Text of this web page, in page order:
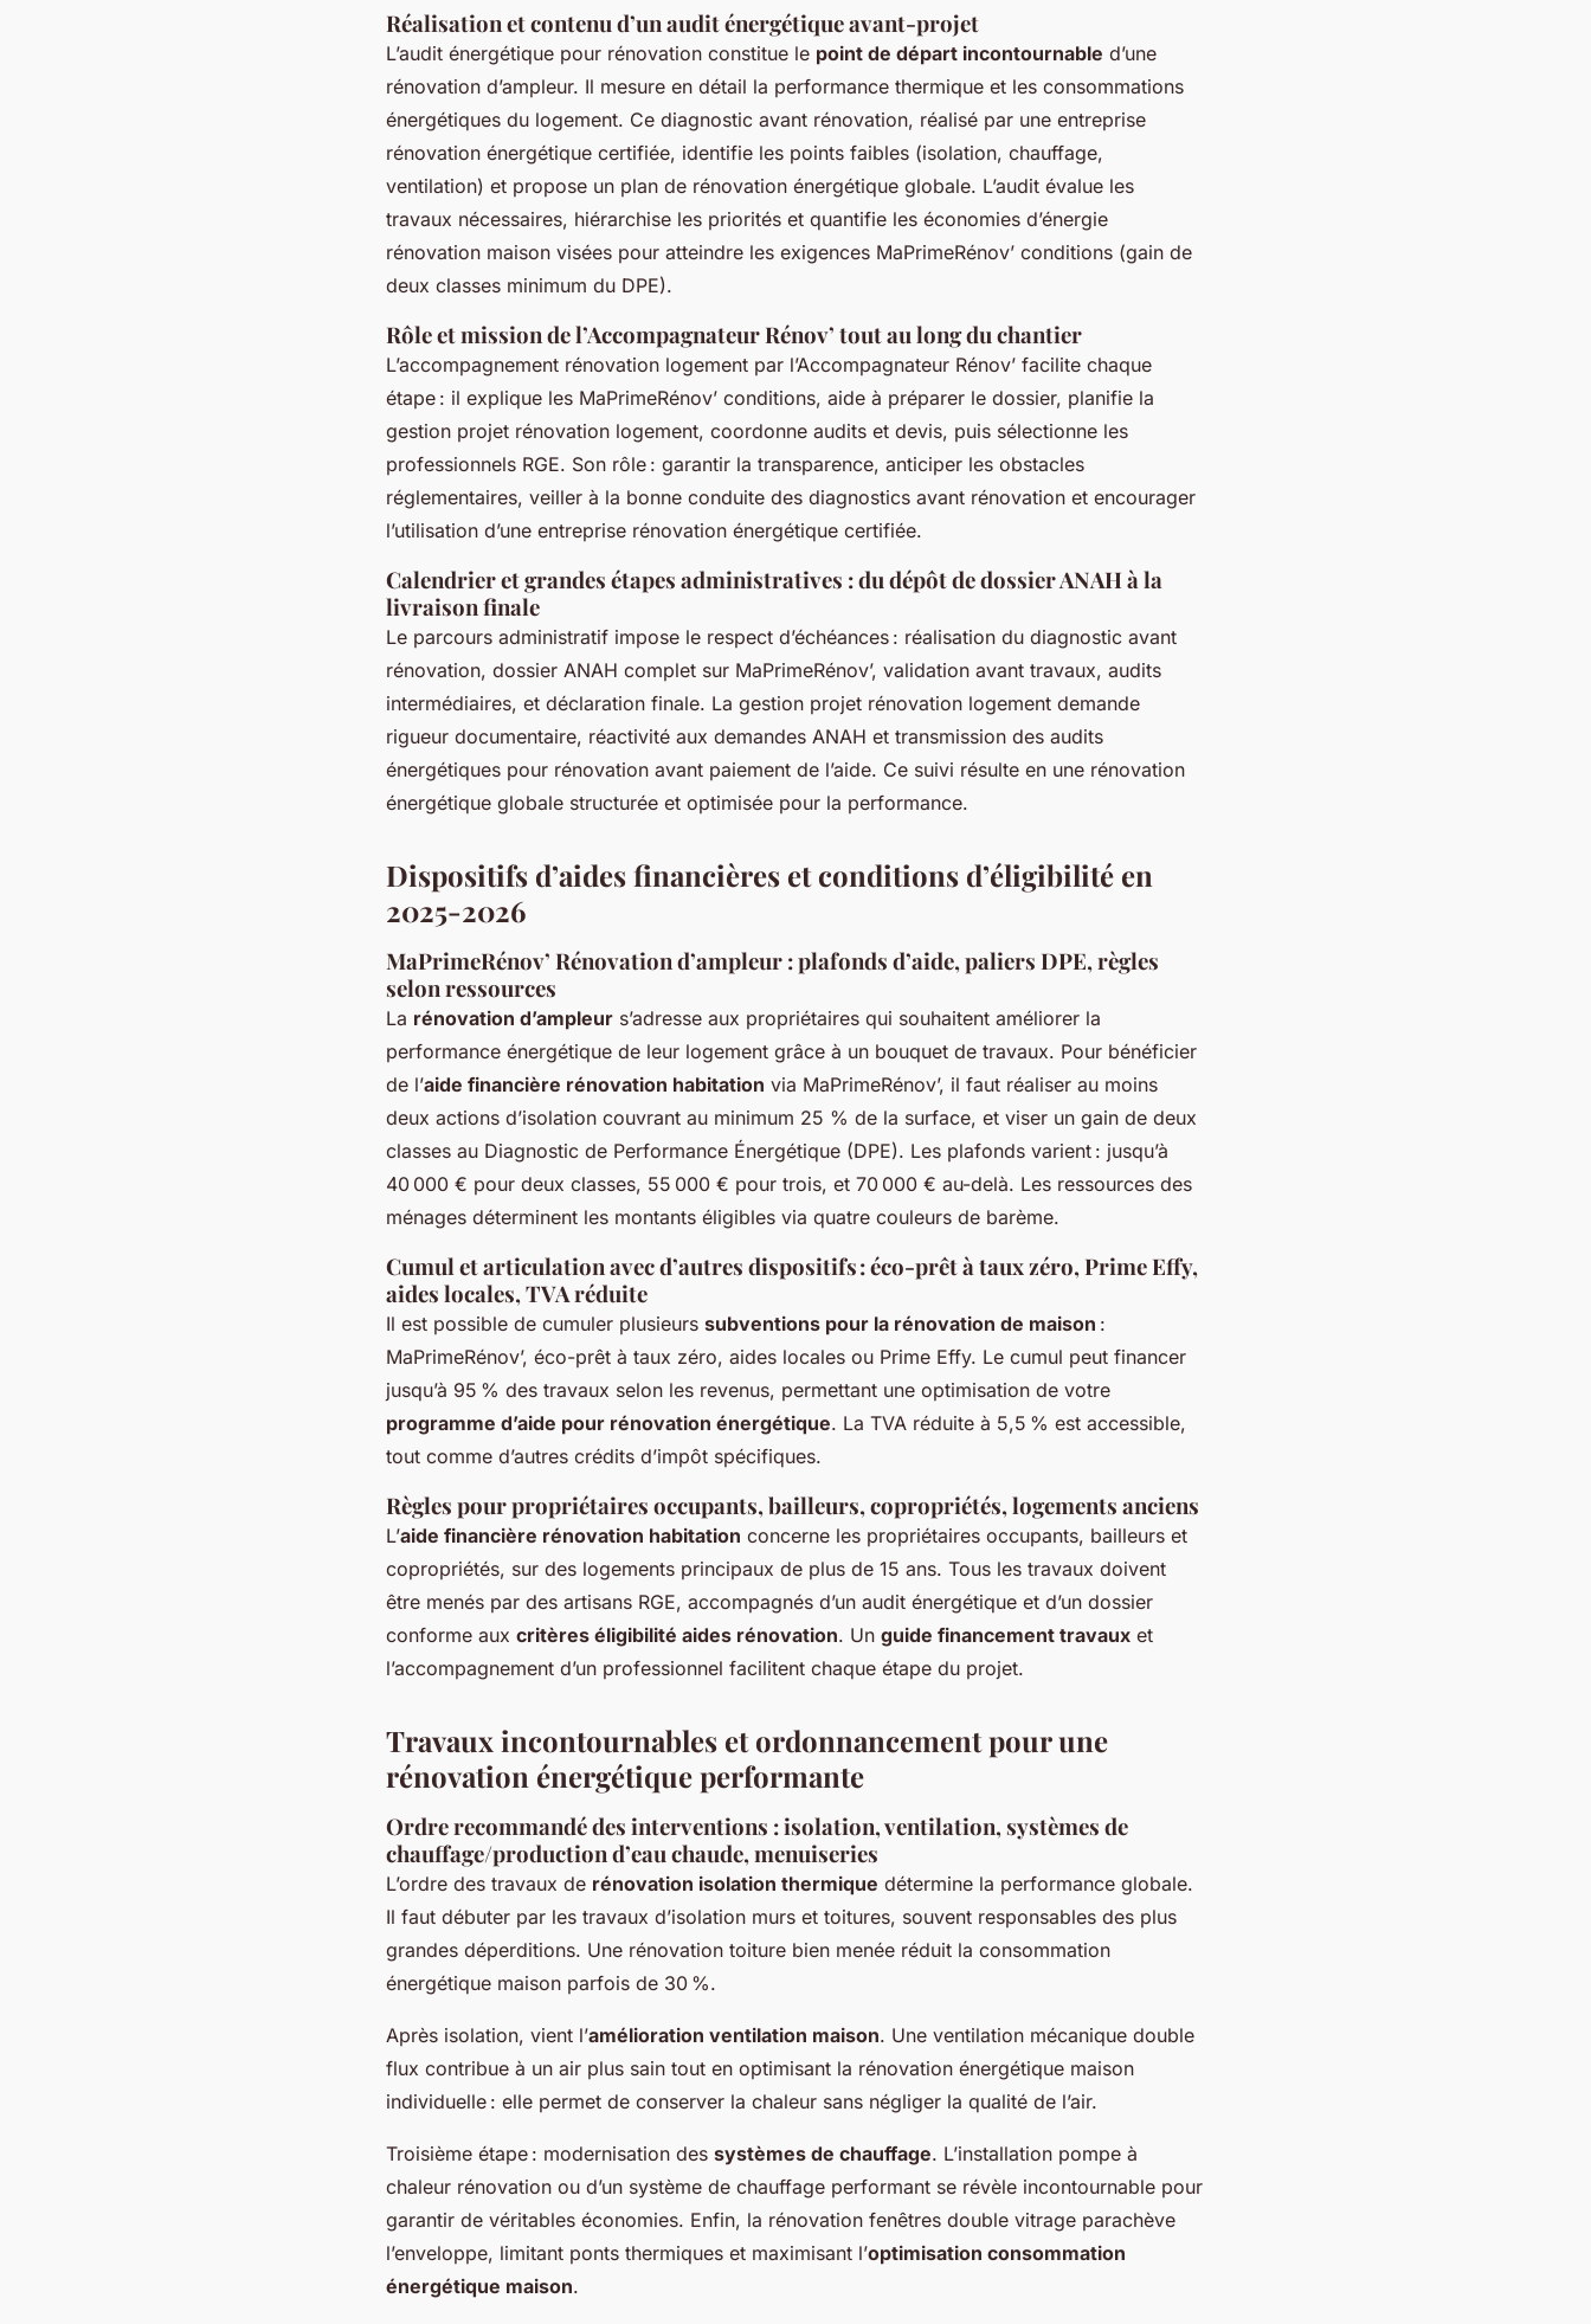
Réalisation et contenu d’un audit énergétique avant-projet
L’audit énergétique pour rénovation constitue le point de départ incontournable d’une
rénovation d’ampleur. Il mesure en détail la performance thermique et les consommations
énergétiques du logement. Ce diagnostic avant rénovation, réalisé par une entreprise
rénovation énergétique certifiée, identifie les points faibles (isolation, chauffage,
ventilation) et propose un plan de rénovation énergétique globale. L’audit évalue les
travaux nécessaires, hiérarchise les priorités et quantifie les économies d’énergie
rénovation maison visées pour atteindre les exigences MaPrimeRénov’ conditions (gain de
deux classes minimum du DPE).
Rôle et mission de l’Accompagnateur Rénov’ tout au long du chantier
L’accompagnement rénovation logement par l’Accompagnateur Rénov’ facilite chaque
étape : il explique les MaPrimeRénov’ conditions, aide à préparer le dossier, planifie la
gestion projet rénovation logement, coordonne audits et devis, puis sélectionne les
professionnels RGE. Son rôle : garantir la transparence, anticiper les obstacles
réglementaires, veiller à la bonne conduite des diagnostics avant rénovation et encourager
l’utilisation d’une entreprise rénovation énergétique certifiée.
Calendrier et grandes étapes administratives : du dépôt de dossier ANAH à la
livraison finale
Le parcours administratif impose le respect d’échéances : réalisation du diagnostic avant
rénovation, dossier ANAH complet sur MaPrimeRénov’, validation avant travaux, audits
intermédiaires, et déclaration finale. La gestion projet rénovation logement demande
rigueur documentaire, réactivité aux demandes ANAH et transmission des audits
énergétiques pour rénovation avant paiement de l’aide. Ce suivi résulte en une rénovation
énergétique globale structurée et optimisée pour la performance.
Dispositifs d’aides financières et conditions d’éligibilité en
2025-2026
MaPrimeRénov’ Rénovation d’ampleur : plafonds d’aide, paliers DPE, règles
selon ressources
La rénovation d’ampleur s’adresse aux propriétaires qui souhaitent améliorer la
performance énergétique de leur logement grâce à un bouquet de travaux. Pour bénéficier
de l’aide financière rénovation habitation via MaPrimeRénov’, il faut réaliser au moins
deux actions d’isolation couvrant au minimum 25 % de la surface, et viser un gain de deux
classes au Diagnostic de Performance Énergétique (DPE). Les plafonds varient : jusqu’à
40 000 € pour deux classes, 55 000 € pour trois, et 70 000 € au-delà. Les ressources des
ménages déterminent les montants éligibles via quatre couleurs de barème.
Cumul et articulation avec d’autres dispositifs : éco-prêt à taux zéro, Prime Effy,
aides locales, TVA réduite
Il est possible de cumuler plusieurs subventions pour la rénovation de maison :
MaPrimeRénov’, éco-prêt à taux zéro, aides locales ou Prime Effy. Le cumul peut financer
jusqu’à 95 % des travaux selon les revenus, permettant une optimisation de votre
programme d’aide pour rénovation énergétique. La TVA réduite à 5,5 % est accessible,
tout comme d’autres crédits d’impôt spécifiques.
Règles pour propriétaires occupants, bailleurs, copropriétés, logements anciens
L’aide financière rénovation habitation concerne les propriétaires occupants, bailleurs et
copropriétés, sur des logements principaux de plus de 15 ans. Tous les travaux doivent
être menés par des artisans RGE, accompagnés d’un audit énergétique et d’un dossier
conforme aux critères éligibilité aides rénovation. Un guide financement travaux et
l’accompagnement d’un professionnel facilitent chaque étape du projet.
Travaux incontournables et ordonnancement pour une
rénovation énergétique performante
Ordre recommandé des interventions : isolation, ventilation, systèmes de
chauffage/production d’eau chaude, menuiseries
L’ordre des travaux de rénovation isolation thermique détermine la performance globale.
Il faut débuter par les travaux d’isolation murs et toitures, souvent responsables des plus
grandes déperditions. Une rénovation toiture bien menée réduit la consommation
énergétique maison parfois de 30 %.
Après isolation, vient l’amélioration ventilation maison. Une ventilation mécanique double
flux contribue à un air plus sain tout en optimisant la rénovation énergétique maison
individuelle : elle permet de conserver la chaleur sans négliger la qualité de l’air.
Troisième étape : modernisation des systèmes de chauffage. L’installation pompe à
chaleur rénovation ou d’un système de chauffage performant se révèle incontournable pour
garantir de véritables économies. Enfin, la rénovation fenêtres double vitrage parachève
l’enveloppe, limitant ponts thermiques et maximisant l’optimisation consommation
énergétique maison.